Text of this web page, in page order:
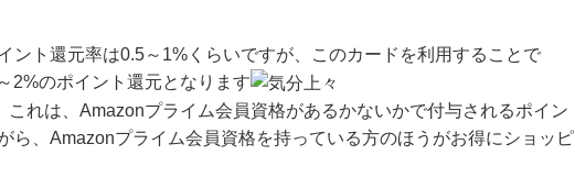
ント還元率は0.5～1%くらいですが、このカードを利用することで
2%のポイント還元となります
これは、Amazonプライム会員資格があるかないかで付与されるポイン
ら、Amazonプライム会員資格を持っている方のほうがお得にショッピ